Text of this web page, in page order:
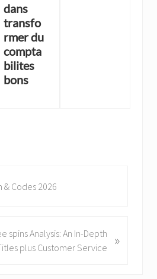
dans
transfo
rmer du
compta
bilites
bons
Codes 2026
spins Analysis: An In-Depth
plus Customer Service
»